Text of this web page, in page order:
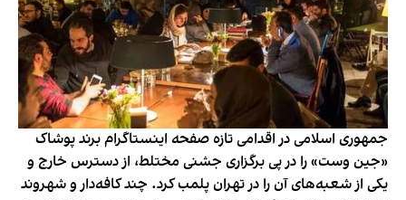
جمهوری اسلامی در اقدامی تازه صفحه اینستاگرام برند پوشاک
«جین وست» را در پی برگزاری جشنی مختلط، از دسترس خارج و
یکی از شعبه‌های آن را در تهران پلمب کرد. چند کافه‌‌دار و شهروند